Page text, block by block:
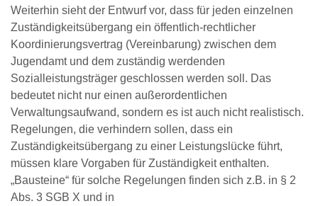
Weiterhin sieht der Entwurf vor, dass für jeden einzelnen
Zuständigkeitsübergang ein öffentlich-rechtlicher
Koordinierungsvertrag (Vereinbarung) zwischen dem
Jugendamt und dem zuständig werdenden
Sozialleistungsträger geschlossen werden soll. Das
bedeutet nicht nur einen außerordentlichen
Verwaltungsaufwand, sondern es ist auch nicht realistisch.
Regelungen, die verhindern sollen, dass ein
Zuständigkeitsübergang zu einer Leistungslücke führt,
müssen klare Vorgaben für Zuständigkeit enthalten.
„Bausteine“ für solche Regelungen finden sich z.B. in § 2
Abs. 3 SGB X und in